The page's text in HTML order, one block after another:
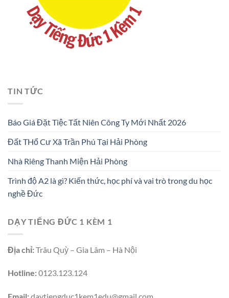
TIN TỨC
Báo Giá Đặt Tiệc Tất Niên Công Ty Mới Nhất 2026
Đất THổ Cư Xã Trần Phú Tại Hải Phòng
Nhà Riêng Thanh Miện Hải Phòng
Trình độ A2 là gì? Kiến thức, học phí và vai trò trong du học
nghề Đức
DẠY TIẾNG ĐỨC 1 KÈM 1
Địa chỉ:Trâu Quỳ – Gia Lâm – Hà Nội
Hotline:0123.123.124